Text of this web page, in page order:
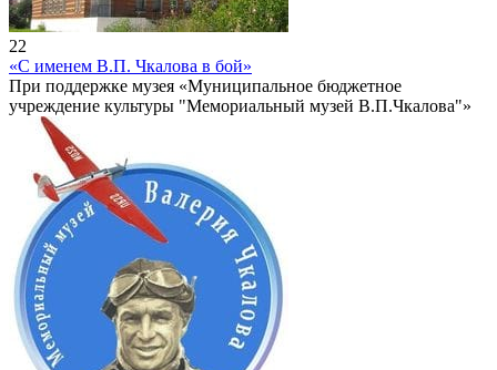
22
«С именем В.П. Чкалова в бой»
При поддержке музея «Муниципальное бюджетное
учреждение культуры "Мемориальный музей В.П.Чкалова"»